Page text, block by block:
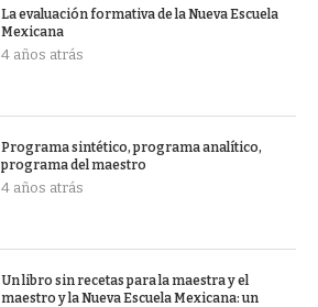
La evaluación formativa de la Nueva Escuela
Mexicana
4 años atrás
Programa sintético, programa analítico,
programa del maestro
4 años atrás
Un libro sin recetas para la maestra y el
maestro y la Nueva Escuela Mexicana: un